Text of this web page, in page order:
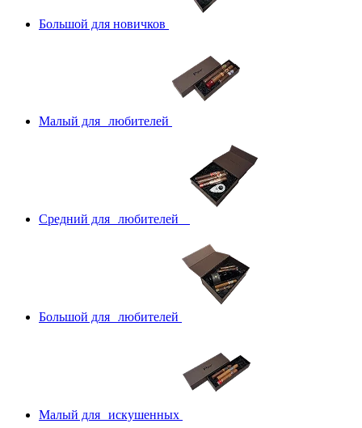
Большой для новичков
Малый для любителей
Средний для любителей
Большой для любителей
Малый для искушенных